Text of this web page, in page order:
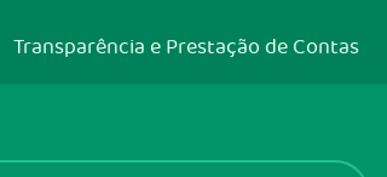
Transparência e Prestação de Contas